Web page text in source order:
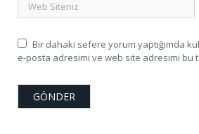
Bir dahaki sefere yorum yaptığımda
e-posta adresimi ve web site adresimi bu